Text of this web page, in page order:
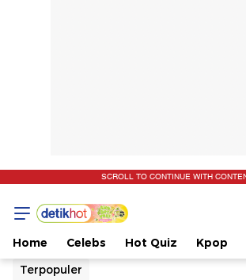
SCROLL TO CONTINUE WITH
Home Celebs Hot Quiz Kpop
Terpopuler